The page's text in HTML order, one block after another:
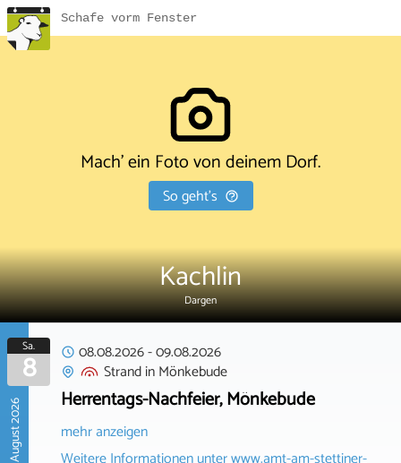
Schafe vorm Fenster
Mach' ein Foto von deinem Dorf.
So geht's
Kachlin
Dargen
August 2026
Sa.
8 08.08.2026-09.08.2026
StrandinMönkebude
Herrentags-Nachfeier, Mönkebude
mehr anzeigen